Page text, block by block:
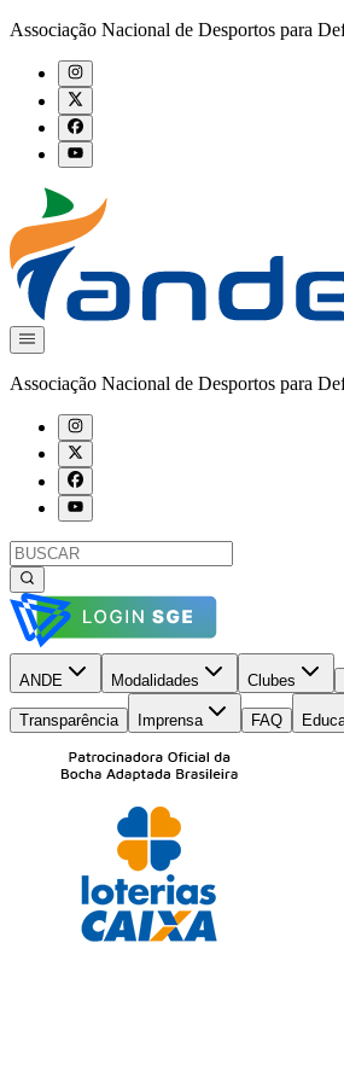
Associação Nacional de Desportos para
Associação Nacional de Desportos para
ANDE Modalidades Clubes
Transparência Imprensa FAQ